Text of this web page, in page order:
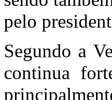
pelo
Segundo a
continua